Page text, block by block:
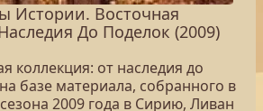
Истории. Восточная
До Поделок (2009)
коллекция: от наследия до
базе материала, собранного в
2009 года в Сирию, Ливан